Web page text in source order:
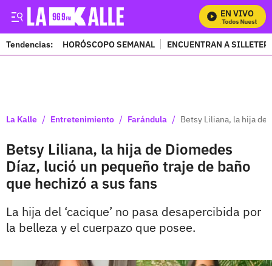
EN VIVO
Mira Todos Nuestros
Tendencias: HORÓSCOPO SEMANAL ENCUENTRAN A
La Kalle / Entretenimiento / Farándula / Betsy Liliana, la hija de
Betsy Liliana, la hija de Diomedes
Díaz, lució un pequeño traje de baño
que hechizó a sus fans
La hija del ‘cacique’ no pasa desapercibida por
la belleza y el cuerpazo que posee.